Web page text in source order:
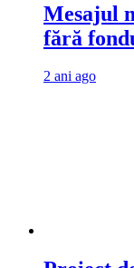
Mesajul
fără
2 ani ago